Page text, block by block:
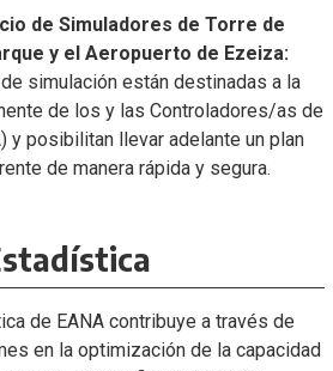
de Simuladores de Torre de
y el Aeropuerto de Ezeiza:
simulación están destinadas a la
de los y las Controladores/as de
y posibilitan llevar adelante un plan
de manera rápida y segura.
de EANA contribuye a través de
en la optimización de la capacidad